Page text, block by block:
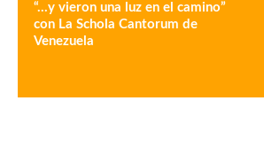
“…y vieron una luz en el camino”
con La Schola Cantorum de
Venezuela